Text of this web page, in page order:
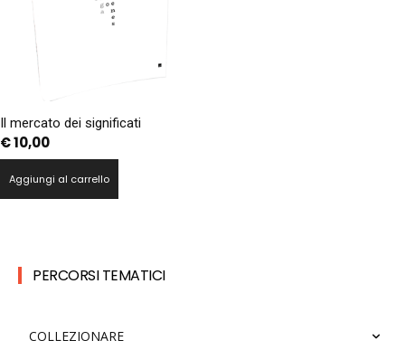
Il mercato dei significati
€10,00
Aggiungi al carrello
PERCORSI TEMATICI
COLLEZIONARE